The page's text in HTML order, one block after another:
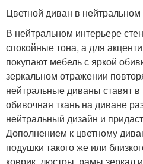
Цветной диван в нейтральном
В нейтральном интерьере
спокойные тона, а для
покупают мебель с яркой
зеркальном отражении
нейтральные диваны ставят
обивочная ткань на диване
нейтральный дизайн и
Дополнением к цветному
подушки такого же или
коврик, люстры, рамы зеркал